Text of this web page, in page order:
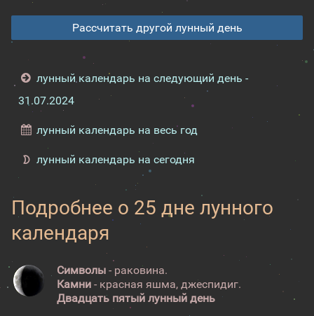
Рассчитать другой лунный день
лунный календарь на следующий день -
31.07.2024
лунный календарь на весь год
лунный календарь на сегодня
Подробнее о 25 дне лунного
календаря
Символы - раковина.
Камни - красная яшма, джеспидиг.
Двадцать пятый лунный день